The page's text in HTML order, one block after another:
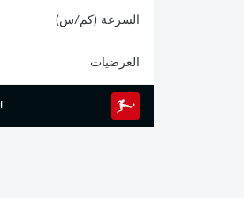
السرعة (كم/س)
العرضيات